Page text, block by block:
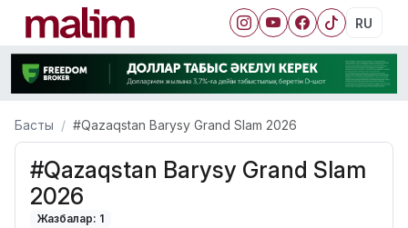
RU
Басты #Qazaqstan Barysy Grand Slam 2026
#Qazaqstan Barysy Grand Slam
2026
Жазбалар: 1